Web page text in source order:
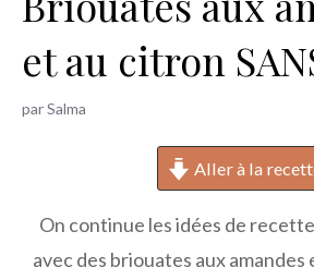
h
e
r
et au citron
parSalma
Aller à la
On continue les idées de
avec des briouates aux amandes